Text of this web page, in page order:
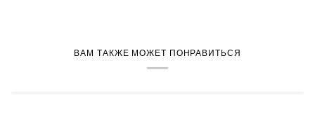
ВАМ ТАКЖЕ МОЖЕТ ПОНРАВИТЬСЯ